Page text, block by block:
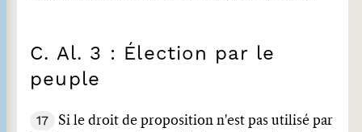
C. Al. 3 : Élection par le
peuple
17
Si le droit de proposition n'est pas utilisé par